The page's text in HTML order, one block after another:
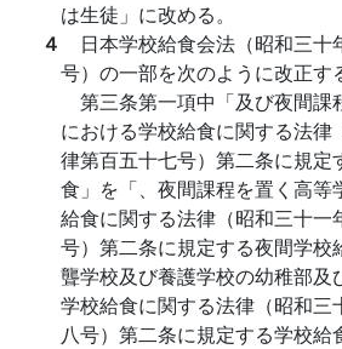
は生徒」に改める。
４ 日本学校給食会法（昭和三十
号）の一部を次のように改正す
第三条第一項中「及び夜間課
における学校給食に関する法律
律第百五十七号）第二条に規定
食」を「、夜間課程を置く高等
給食に関する法律（昭和三十一
号）第二条に規定する夜間学校
聾学校及び養護学校の幼稚部及
学校給食に関する法律（昭和三
八号）第二条に規定する学校給